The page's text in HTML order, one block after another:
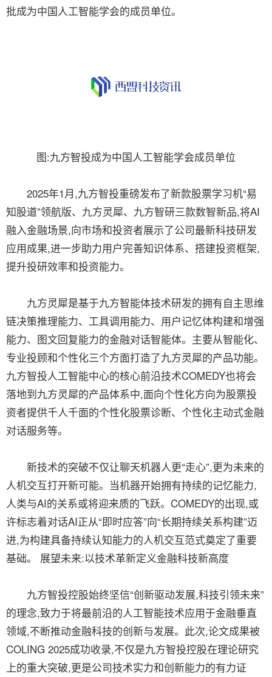
批成为中国人工智能学会的成员单位。
图:九方智投成为中国人工智能学会成员单位
2025年1月,九方智投重磅发布了新款股票学习机“易
知股道”领航版、九方灵犀、九方智研三款数智新品,将AI
融入金融场景,向市场和投资者展示了公司最新科技研发
应用成果,进一步助力用户完善知识体系、搭建投资框架,
提升投研效率和投资能力。
九方灵犀是基于九方智能体技术研发的拥有自主思维
链决策推理能力、工具调用能力、用户记忆体构建和增强
能力、图文回复能力的金融对话智能体。主要从智能化、
专业投顾和个性化三个方面打造了九方灵犀的产品功能。
九方智投人工智能中心的核心前沿技术COMEDY也将会
落地到九方灵犀的产品体系中,面向个性化方向为股票投
资者提供千人千面的个性化股票诊断、个性化主动式金融
对话服务等。
新技术的突破不仅让聊天机器人更“走心”,更为未来的
人机交互打开新可能。当机器开始拥有持续的记忆能力,
人类与AI的关系或将迎来质的飞跃。COMEDY的出现,或
许标志着对话AI正从“即时应答”向“长期持续关系构建”迈
进,为构建具备持续认知能力的人机交互范式奠定了重要
基础。 展望未来:以技术革新定义金融科技新高度
九方智投控股始终坚信“创新驱动发展,科技引领未来”
的理念,致力于将最前沿的人工智能技术应用于金融垂直
领域,不断推动金融科技的创新与发展。此次,论文成果被
COLING 2025成功收录,不仅是九方智投控股在理论研究
上的重大突破,更是公司技术实力和创新能力的有力证